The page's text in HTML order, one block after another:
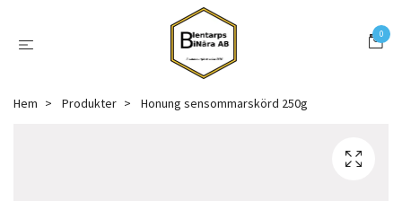
0
Hem Produkter Honung sensommarskörd 250g